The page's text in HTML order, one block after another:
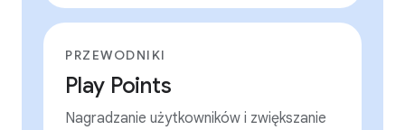
PRZEWODNIKI
Play Points
Nagradzanie użytkowników i zwiększanie